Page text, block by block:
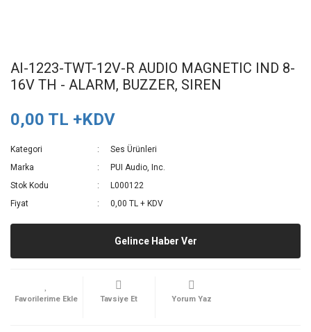
AI-1223-TWT-12V-R AUDIO MAGNETIC IND 8-
16V TH - ALARM, BUZZER, SIREN
0,00 TL +KDV
Kategori
Ses Ürünleri
Marka
PUI Audio, Inc.
Stok Kodu
L000122
Fiyat
0,00 TL + KDV
Gelince Haber Ver
Tavsiye Et Yorum Yaz